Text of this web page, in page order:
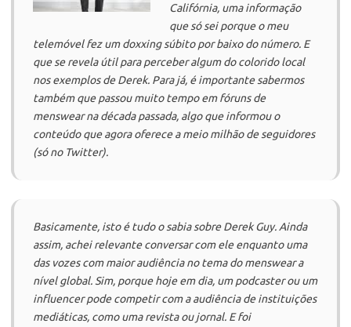
Califórnia, uma informação
que só sei porque o meu
telemóvel fez umdoxxingsúbito por baixo do número. E
que se revela útil para perceber algum do colorido local
nos exemplos de Derek. Para já, é importante sabermos
também que passou muito tempo em fóruns de
menswearna década passada, algo que informou o
conteúdo que agora oferece a meio milhão de seguidores
(só no Twitter).
Basicamente, isto é tudo o sabia sobre Derek Guy. Ainda
assim, achei relevante conversar com ele enquanto uma
das vozes com maior audiência no tema domensweara
nível global. Sim, porque hoje em dia, umpodcasterou um
influencerpode competir com a audiência de instituições
mediáticas, como uma revista ou jornal. E foi